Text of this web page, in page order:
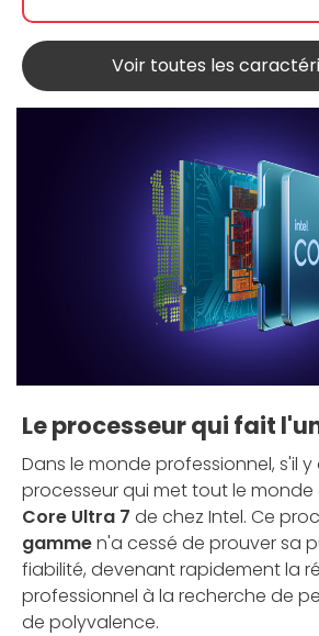
Voir toutes les
Le processeur qui fait
Dans le monde professionnel, s'il y
processeur qui met tout le
Core Ultra 7 de chez Intel. Ce
gammen'a cessé de prouver sa
fiabilité, devenant rapidement la
professionnel à la recherche de
de polyvalence.